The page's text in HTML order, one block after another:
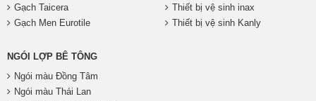
Gạch Taicera
Gạch Men Eurotile
Thiết bị vệ sinh inax
Thiết bị vệ sinh Kanly
NGÓI LỢP BÊ TÔNG
Ngói màu Đồng Tâm
Ngói màu Thái Lan